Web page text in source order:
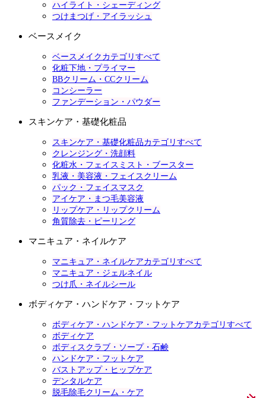
ハイライト・シェーディング
つけまつげ・アイラッシュ
ベースメイク
ベースメイクカテゴリすべて
化粧下地・プライマー
BBクリーム・CCクリーム
コンシーラー
ファンデーション・パウダー
スキンケア・基礎化粧品
スキンケア・基礎化粧品カテゴリすべて
クレンジング・洗顔料
化粧水・フェイスミスト・ブースター
乳液・美容液・フェイスクリーム
パック・フェイスマスク
アイケア・まつ毛美容液
リップケア・リップクリーム
角質除去・ピーリング
マニキュア・ネイルケア
マニキュア・ネイルケアカテゴリすべて
マニキュア・ジェルネイル
つけ爪・ネイルシール
ボディケア・ハンドケア・フットケア
ボディケア・ハンドケア・フットケアカテゴリすべて
ボディケア
ボディスクラブ・ソープ・石鹸
ハンドケア・フットケア
バストアップ・ヒップケア
デンタルケア
脱毛除毛クリーム・ケア